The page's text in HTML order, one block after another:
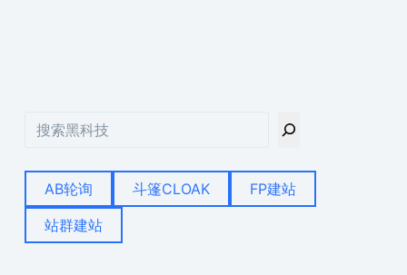
AB轮询 斗篷CLOAK
FP建站
站群建站